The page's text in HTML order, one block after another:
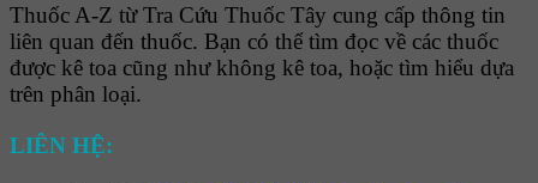
Thuốc A-Z từ Tra Cứu Thuốc Tây cung cấp thông tin
liên quan đến thuốc. Bạn có thể tìm đọc về các thuốc
được kê toa cũng như không kê toa, hoặc tìm hiểu dựa
trên phân loại.
LIÊN HỆ: